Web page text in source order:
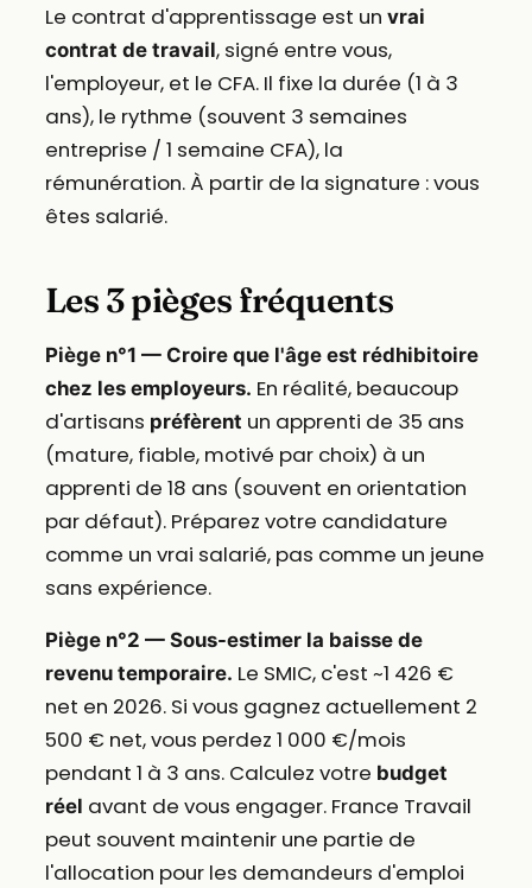
Le contrat d'apprentissage est un vrai
contrat de travail, signé entre vous,
l'employeur, et le CFA. Il fixe la durée (1 à 3
ans), le rythme (souvent 3 semaines
entreprise / 1 semaine CFA), la
rémunération. À partir de la signature : vous
êtes salarié.
Les 3 pièges fréquents
Piège n°1 — Croire que l'âge est rédhibitoire
chez les employeurs. En réalité, beaucoup
d'artisans préfèrent un apprenti de 35 ans
(mature, fiable, motivé par choix) à un
apprenti de 18 ans (souvent en orientation
par défaut). Préparez votre candidature
comme un vrai salarié, pas comme un jeune
sans expérience.
Piège n°2 — Sous-estimer la baisse de
revenu temporaire. Le SMIC, c'est ~1 426 €
net en 2026. Si vous gagnez actuellement 2
500 € net, vous perdez 1 000 €/mois
pendant 1 à 3 ans. Calculez votre budget
réel avant de vous engager. France Travail
peut souvent maintenir une partie de
l'allocation pour les demandeurs d'emploi